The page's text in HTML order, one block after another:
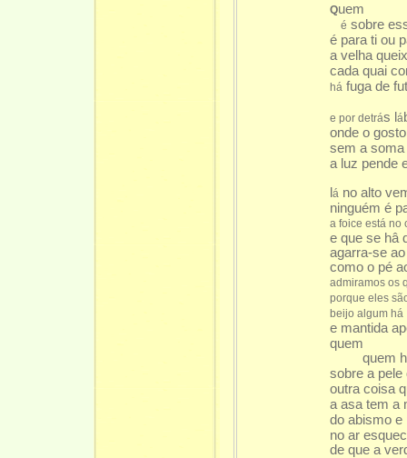
Quem
é sobre
é para ti ou
a velha
cada quai
há fuga de
e por detrás lá
onde o
sem a soma
a luz pende
lá no alto
ninguém é
a foice está no
e que se hâ
agarra-se
como o pé
admiramos os
porque eles
beijo algum há
e mantida
quem
quem
sobre a pele
outra coisa
a asa tem a
do abismo
no ar
de que a